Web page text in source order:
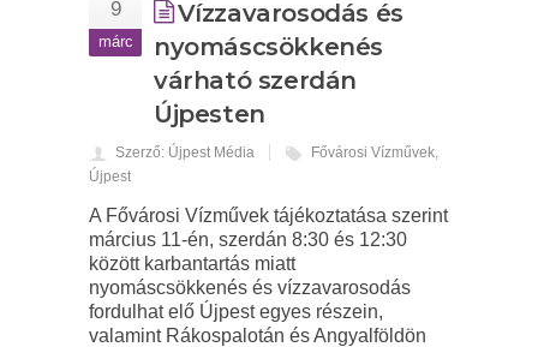
9
márc
Vízzavarosodás és
nyomáscsökkenés
várható szerdán
Újpesten
Szerző: Újpest Média Fővárosi Vízművek
Újpest
A Fővárosi Vízművek tájékoztatása szerint
március 11-én, szerdán 8:30 és 12:30
között karbantartás miatt
nyomáscsökkenés és vízzavarosodás
fordulhat elő Újpest egyes részein,
valamint Rákospalotán és Angyalföldön